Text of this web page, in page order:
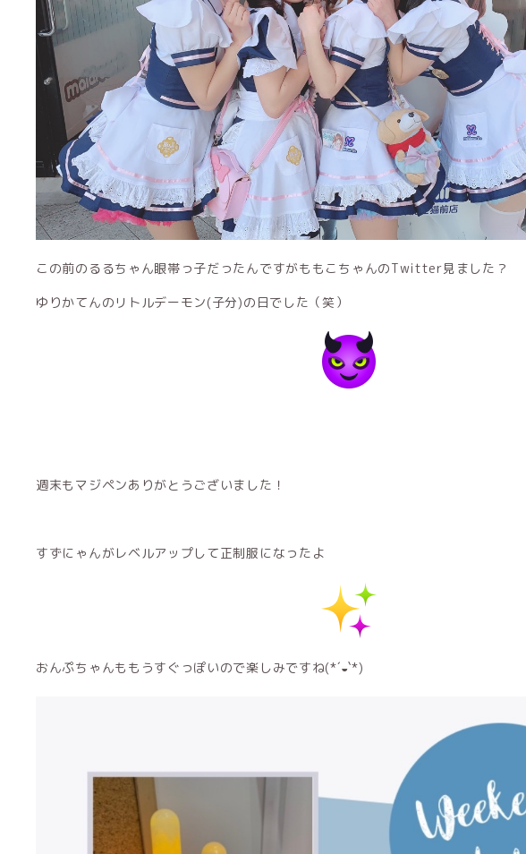
この前のるるちゃん眼帯っ子だったんですがももこちゃんのTwitter見ました？
ゆりかてんのリトルデーモン(子分)の日でした（笑）
週末もマジペンありがとうございました！
すずにゃんがレベルアップして正制服になったよ
おんぷちゃんももうすぐっぽいので楽しみですね(*´◒`*)